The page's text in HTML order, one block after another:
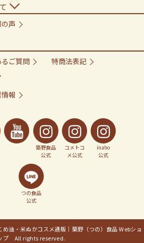
声
るご質問
特商法表記
報
築野食品
公式
コメトコ
メ公式
inaho
公式
つの食品
公式
め油・米ぬかコスメ通販｜築野（つの）食品 Webショ
プ All rights reserved.